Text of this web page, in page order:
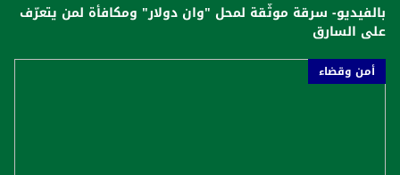
بالفيديو- سرقة موثّقة لمحل "وان دولار" ومكافأة لمن يتعرّف
على السارق
أمن وقضاء